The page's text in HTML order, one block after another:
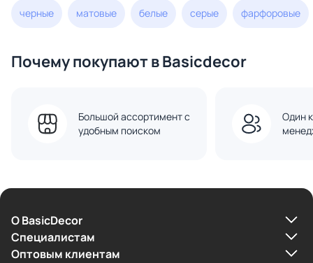
черные матовые белые серые фарфоровые
Почему покупают в Basicdecor
Большой ассортимент с
удобным поиском
Один
О BasicDecor
Cпециалистам
Оптовым клиентам